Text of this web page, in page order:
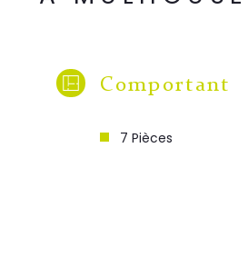
Comportant
7 Pièces